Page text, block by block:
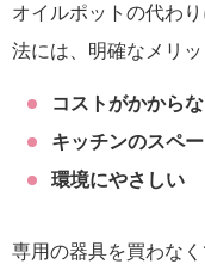
オイルポットの代わ
法には、明確なメリッ
コストがかから
キッチンのスペ
環境にやさしい
専用の器具を買わな